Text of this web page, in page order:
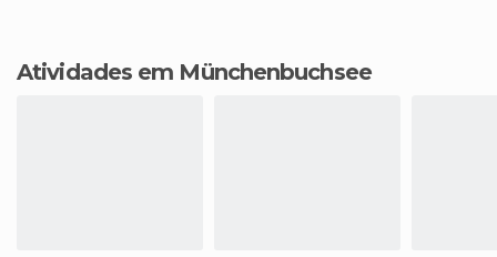
Atividades em Münchenbuchsee